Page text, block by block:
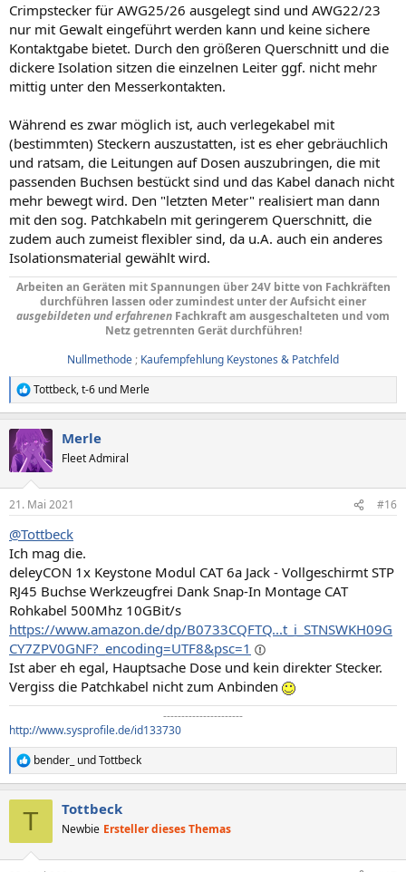
Crimpstecker für AWG25/26 ausgelegt sind und AWG22/23
nur mit Gewalt eingeführt werden kann und keine sichere
Kontaktgabe bietet. Durch den größeren Querschnitt und die
dickere Isolation sitzen die einzelnen Leiter ggf. nicht mehr
mittig unter den Messerkontakten.
Während es zwar möglich ist, auch verlegekabel mit
(bestimmten) Steckern auszustatten, ist es eher gebräuchlich
und ratsam, die Leitungen auf Dosen auszubringen, die mit
passenden Buchsen bestückt sind und das Kabel danach nicht
mehr bewegt wird. Den "letzten Meter" realisiert man dann
mit den sog. Patchkabeln mit geringerem Querschnitt, die
zudem auch zumeist flexibler sind, da u.A. auch ein anderes
Isolationsmaterial gewählt wird.
Arbeiten an Geräten mit Spannungen über 24V bitte von Fachkräften
durchführen lassen oder zumindest unter der Aufsicht einer
ausgebildeten und erfahrenen Fachkraft am ausgeschalteten und vom
Netz getrennten Gerät durchführen!
Nullmethode ; Kaufempfehlung Keystones & Patchfeld
R
e
k
t
i
e
:
Tottbeck,t-6 und Merle
Merle
Fleet Admiral
21. Mai 2021 #16
@Tottbeck
Ich mag die.
deleyCON 1x Keystone Modul CAT 6a Jack - Vollgeschirmt STP
RJ45 Buchse Werkzeugfrei Dank Snap-In Montage CAT
Rohkabel 500Mhz 10GBit/s
https://www.amazon.de/dp/B0733CQFTQ...t_i_STNSWKH09G
CY7ZPV0GNF?_encoding=UTF8&psc=1
Ist aber eh egal, Hauptsache Dose und kein direkter Stecker.
Vergiss die Patchkabel nicht zum Anbinden
----------------------​
http://www.sysprofile.de/id133730
R
e
bender_ undTottbeck
T Tottbeck
Newbie Ersteller dieses Themas